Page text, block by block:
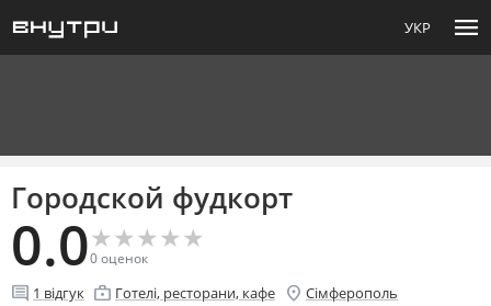
УКР menu
Городской фудкорт
0.0★
★★
★★
★★
★★
★
0оценок
comment 1 відгук enterprise Готелі, ресторани, кафе location_on Сімферополь